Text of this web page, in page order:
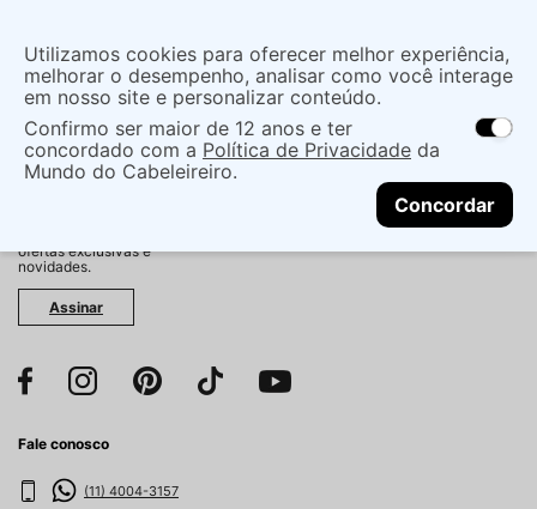
localização
As ofertas e opções de entrega variam de
acordo com a região.Não sei meu CEP
CONTINUAR
O que você procura?
ofertas exclusivas e
novidades.
Assinar
Fale conosco
(11) 4004-3157
Utilizamos cookies para oferecer melhor experiência,
melhorar o desempenho, analisar como você interage
em nosso site e personalizar conteúdo.
Confirmo ser maior de 12 anos e ter
concordado com a Política de Privacidade da
Mundo do Cabeleireiro.
Concordar